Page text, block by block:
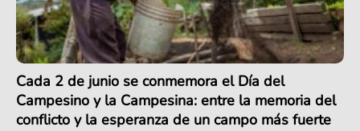
Cada 2 de junio se conmemora el Día del
Campesino y la Campesina: entre la memoria del
conflicto y la esperanza de un campo más fuerte